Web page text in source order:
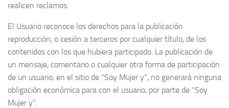
realicen reclamos.
El Usuario reconoce los derechos para la publicación
reproducción, o cesión a terceros por cualquier título, de los
contenidos con los que hubiera participado. La publicación de
un mensaje, comentario o cualquier otra forma de participación
de un usuario, en el sitio de “Soy Mujer y”, no generará ninguna
obligación económica para con el usuario, por parte de “Soy
Mujer y”.